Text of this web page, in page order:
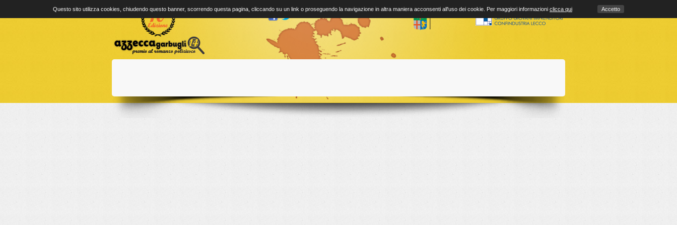
Questo sito utilizza cookies, chiudendo questo banner, scorrendo questa pagina, cliccando su un link o proseguendo la navigazione in altra maniera acconsenti all'uso dei cookie. Per maggiori informazioni clicca qui Accetto